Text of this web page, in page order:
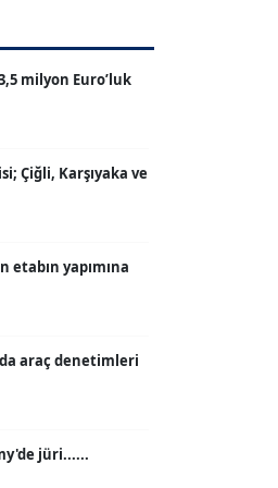
BAYSOY
milyon Euro’luk
Çiğli, Karşıyaka ve
etabın yapımına
araç denetimleri
jüri......